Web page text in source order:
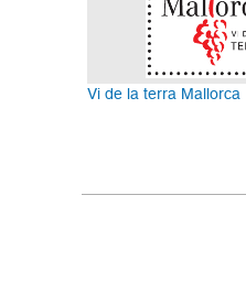
Vi de la terra Mallorca